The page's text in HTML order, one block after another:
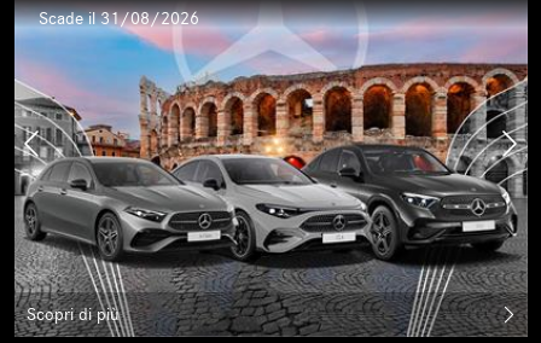
Scade il 31/08/2026
Scopri di più